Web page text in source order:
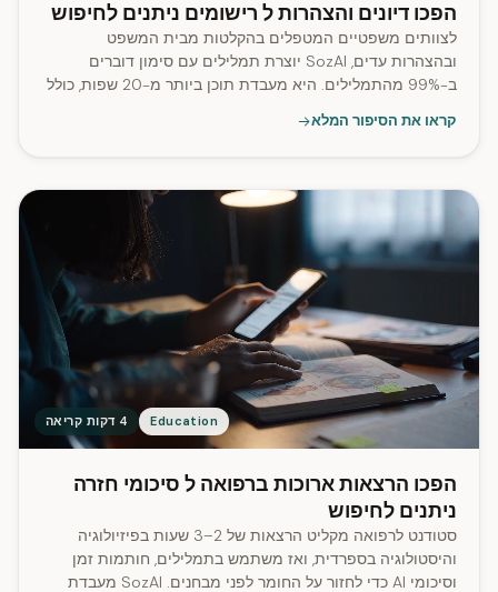
הפכו דיונים והצהרות ל רישומים ניתנים לחיפוש
לצוותים משפטיים המטפלים בהקלטות מבית המשפט
ובהצהרות עדים, SozAI יוצרת תמלילים עם סימון דוברים
ב-99% מהתמלילים. היא מעבדת תוכן ביותר מ-20 שפות, כולל
קראו את הסיפור המלא
Education 4 דקות קריאה
הפכו הרצאות ארוכות ברפואה ל סיכומי חזרה
ניתנים לחיפוש
סטודנט לרפואה מקליט הרצאות של 2–3 שעות בפיזיולוגיה
והיסטולוגיה בספרדית, ואז משתמש בתמלילים, חותמות זמן
וסיכומי AI כדי לחזור על החומר לפני מבחנים. SozAI מעבדת